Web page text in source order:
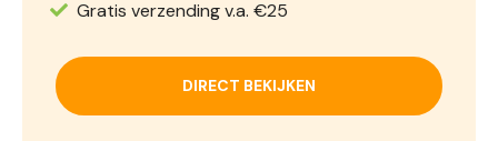
Gratis verzending v.a. €25
DIRECT BEKIJKEN